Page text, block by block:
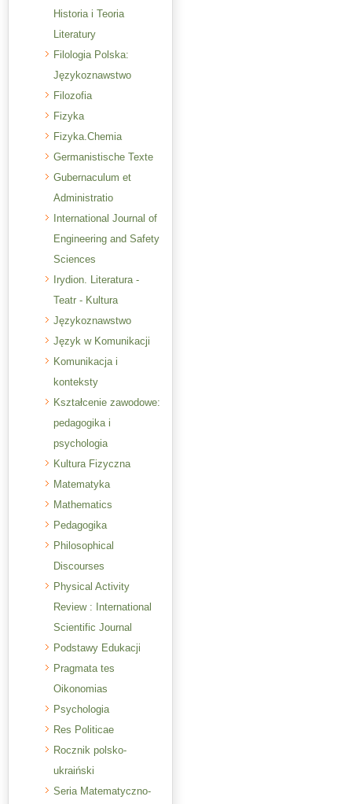
Historia i Teoria
Literatury
Filologia Polska:
Językoznawstwo
Filozofia
Fizyka
Fizyka.Chemia
Germanistische Texte
Gubernaculum et
Administratio
International Journal of
Engineering and Safety
Sciences
Irydion. Literatura -
Teatr - Kultura
Językoznawstwo
Język w Komunikacji
Komunikacja i
konteksty
Kształcenie zawodowe:
pedagogika i
psychologia
Kultura Fizyczna
Matematyka
Mathematics
Pedagogika
Philosophical
Discourses
Physical Activity
Review : International
Scientific Journal
Podstawy Edukacji
Pragmata tes
Oikonomias
Psychologia
Res Politicae
Rocznik polsko-
ukraiński
Seria Matematyczno-